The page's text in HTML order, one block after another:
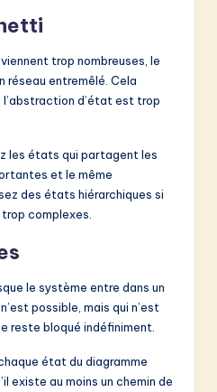
trop nombreuses, le
réseau entremêlé. Cela
d’état est trop
les états qui partagent les
et le même
des états hiérarchiques si
complexes.
le système entre dans un
possible, mais qui n’est
reste bloqué indéfiniment.
état du diagramme
existe au moins un chemin de